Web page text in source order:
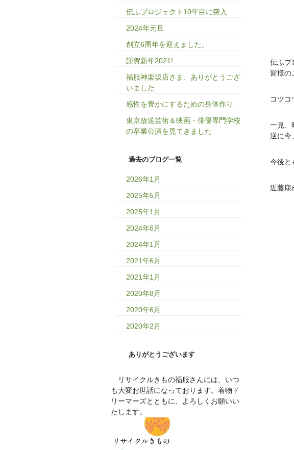
伝ふプ
皆様の
コツコ
一見、
逆に今
今後と
近藤康
伝ふプロジェクト10年目に突入
2024年元旦
創立6周年を迎えました。
謹賀新年2021!
福服神楽坂店さま、ありがとうござ
いました
感性を豊かにするための身体作り
東京放送芸術＆映画・俳優専門学校
の卒業公演を見てきました
過去のブログ一覧
2026年1月
2025年5月
2025年1月
2024年6月
2024年1月
2021年6月
2021年1月
2020年8月
2020年6月
2020年2月
ありがとうございます
リサイクルきもの福服さんには、いつ
も大変お世話になっております。着物ド
リーマーズとともに、よろしくお願いい
たします。